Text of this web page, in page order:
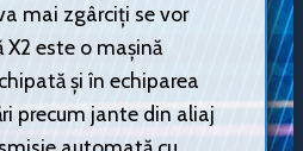
mai zgârciți se vor
X2 este o mașină
și în echiparea
precum jante din aliaj